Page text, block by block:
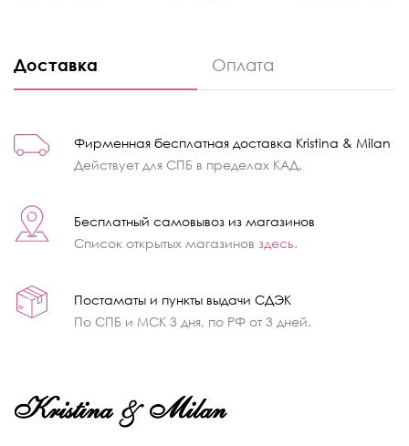
Доставка Оплата
Фирменная бесплатная доставка Kristina & Milan
Действует для СПБ в пределах КАД.
Бесплатный самовывоз из магазинов
Список открытых магазинов здесь.
Постаматы и пункты выдачи СДЭК
По СПБ и МСК 3 дня, по РФ от 3 дней.